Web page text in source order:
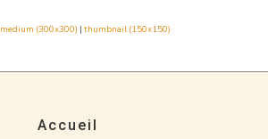
medium (300x300) |thumbnail (150x150)
Accueil